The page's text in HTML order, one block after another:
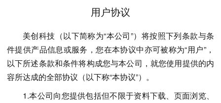
用户协议
美创科技（以下简称为“本公司”）将按照下列条款与条
件提供产品信息或服务，您在本协议中亦可被称为“用户”，
以下所述条款和条件将构成您与本公司，就您使用提供的内
容所达成的全部协议（以下称“本协议”）。
1.本公司向您提供包括但不限于资料下载、页面浏览、